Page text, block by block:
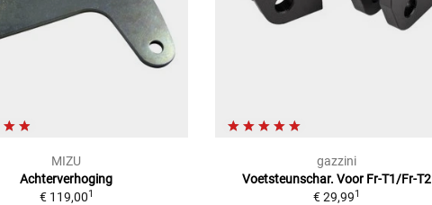
MIZU
Achterverhoging
€ 119,001
gazzini
Voetsteunschar. Voor Fr-T1/Fr-T2
€ 29,991